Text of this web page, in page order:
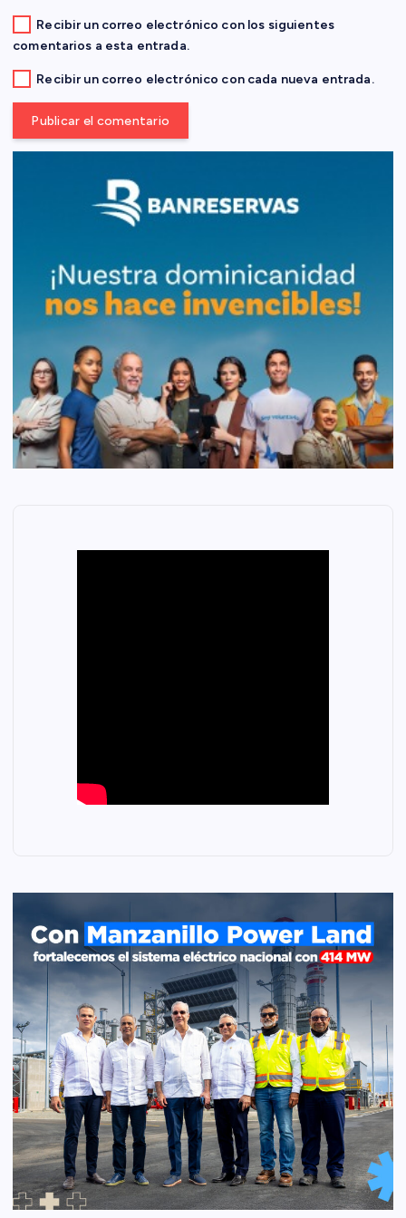
a
s
Recibir un correo electrónico con los siguientes
comentarios a esta entrada.
Recibir un correo electrónico con cada nueva entrada.